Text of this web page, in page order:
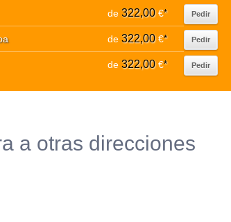
de 322,00€* Pedir
de 322,00€* Pedir
de 322,00€* Pedir
a otras direcciones